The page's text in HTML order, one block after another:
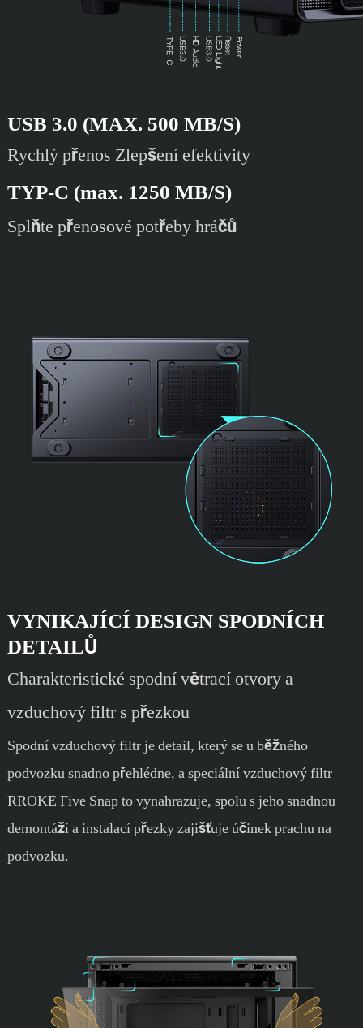
USB 3.0 (MAX. 500 MB/S)
Rychlý přenos Zlepšení efektivity
TYP-C (max. 1250 MB/S)
Splňte přenosové potřeby hráčů
VYNIKAJÍCÍ DESIGN SPODNÍCH
DETAILŮ
Charakteristické spodní větrací otvory a
vzduchový filtr s přezkou
Spodní vzduchový filtr je detail, který se u běžného
podvozku snadno přehlédne, a speciální vzduchový filtr
RROKE Five Snap to vynahrazuje, spolu s jeho snadnou
demontáží a instalací přezky zajišťuje účinek prachu na
podvozku.